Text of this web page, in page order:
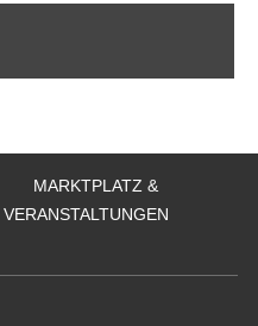
MARKTPLATZ &
VERANSTALTUNGEN